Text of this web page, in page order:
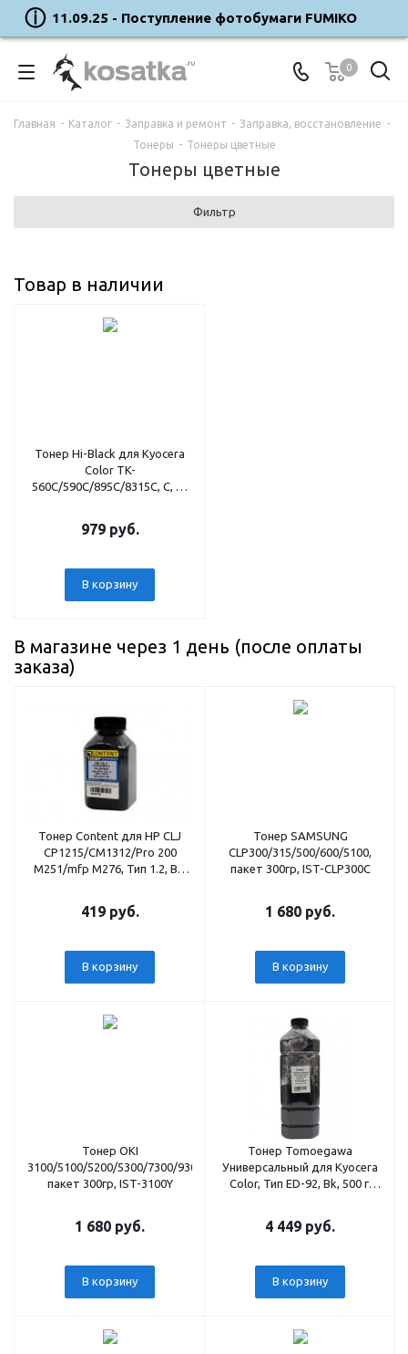
11.09.25 - Поступление фотобумаги FUMIKO
0
Главная - Каталог - Заправка и ремонт - Заправка, восстановление -
Тонеры - Тонеры цветные
Тонеры цветные
Фильтр
Товар в наличии
Тонер Hi-Black для Kyocera
Color TK-
560C/590C/895C/8315C, C, 70
979 руб.
В корзину
В магазине через 1 день (после оплаты
заказа)
Тонер Content для HP CLJ
CP1215/CM1312/Pro 200
M251/mfp M276, Тип 1.2, Bk,
419 руб.
В корзину
Тонер SAMSUNG
CLP300/315/500/600/5100,
пакет 300гр, IST-CLP300C
1 680 руб.
В корзину
Тонер OKI
3100/5100/5200/5300/7300/9300/9500,
пакет 300гр, IST-3100Y
1 680 руб.
В корзину
Тонер Tomoegawa
Универсальный для Kyocera
Color, Тип ED-92, Bk, 500 г,
4 449 руб.
В корзину